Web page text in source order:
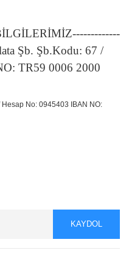
Şb. Şb.Kodu: 67 /
TR59 0006 2000
Hesap No: 0945403 IBAN NO:
KAYDOL